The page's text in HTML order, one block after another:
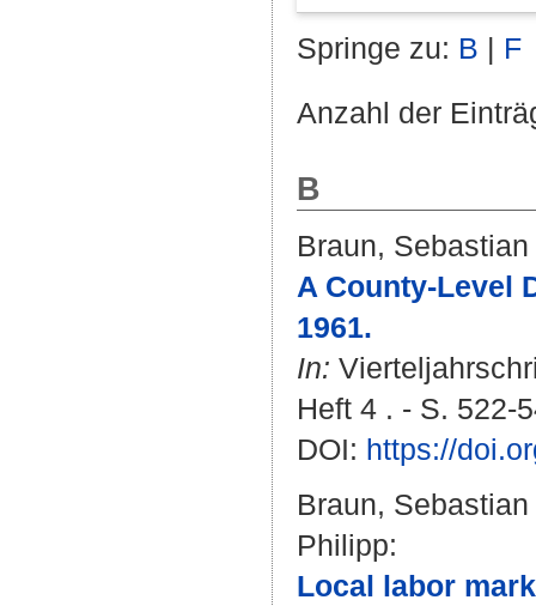
Springe zu: B | F
Anzahl der
B
Braun, Sebastian
A County-Level
1961.
In:
Heft 4 . - S. 522-
DOI: https://
Braun, Sebastian
Philipp:
Local labor